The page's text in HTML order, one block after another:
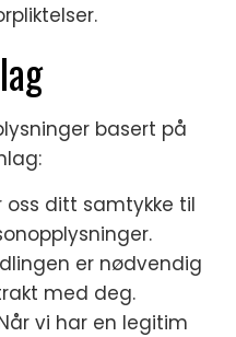
basert på
oss ditt samtykke til
er nødvendig
med deg.
vi har en legitim